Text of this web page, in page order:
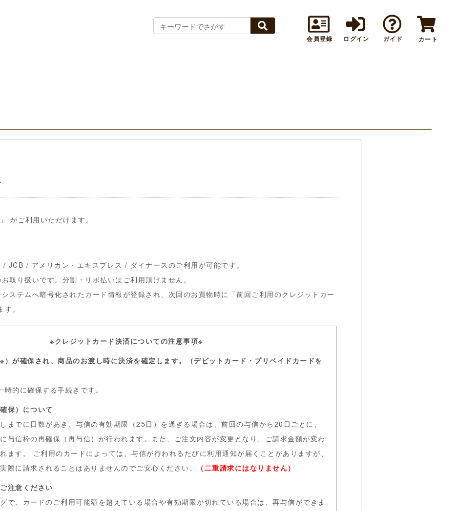
会員登録 ログイン ガイド カート
がご利用いただけます。
JCB / アメリカン・エキスプレス / ダイナースのご利用が可能です。
取り扱いです。分割・リボ払いはご利用頂けません。
ステムへ暗号化されたカード情報が登録され、次回のお買物時に「前回ご利用のクレジットカー
。
※クレジットカード決済についての注意事項※
が確保され、商品のお渡し時に決済を確定します。（デビットカード・プリペイドカードを
的に確保する手続きです。
保）について
までに日数があき、与信の有効期限（25日）を過ぎる場合は、前回の与信から20日ごとに、
与信枠の再確保（再与信）が行われます。また、ご注文内容が変更となり、ご請求金額が変わ
ます。 ご利用のカードによっては、与信が行われるたびに利用通知が届くことがありますが、
際に請求されることはありませんのでご安心ください。
（二重請求にはなりません）
注意ください
で、カードのご利用可能額を超えている場合や有効期限が切れている場合は、再与信ができま